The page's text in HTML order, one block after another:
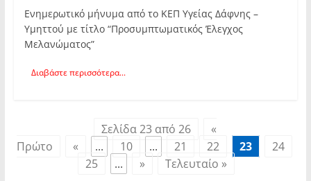
Ενημερωτικό μήνυμα από το ΚΕΠ Υγείας Δάφνης –
Υμηττού με τίτλο “Προσυμπτωματικός Έλεγχος
Μελανώματος”
Διαβάστε περισσότερα...
Σελίδα 23 από 26
«
Πρώτο
« ... 10 ... 21 22 23
24
25
... » Τελευταίο »